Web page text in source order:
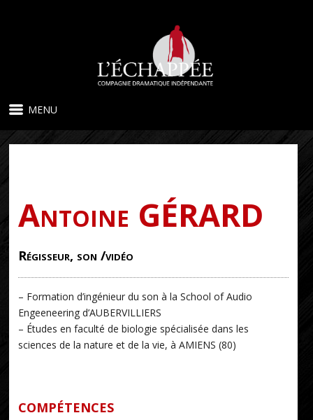
MENU
Antoine GÉRARD
Régisseur, son /vidéo
– Formation d’ingénieur du son à la School of Audio
Engeeneering d’AUBERVILLIERS
– Études en faculté de biologie spécialisée dans les
sciences de la nature et de la vie, à AMIENS (80)
COMPÉTENCES